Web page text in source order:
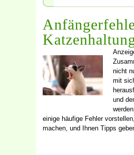
nicht
mit
und
einige häufige Fehler
machen, und Ihnen Tipps